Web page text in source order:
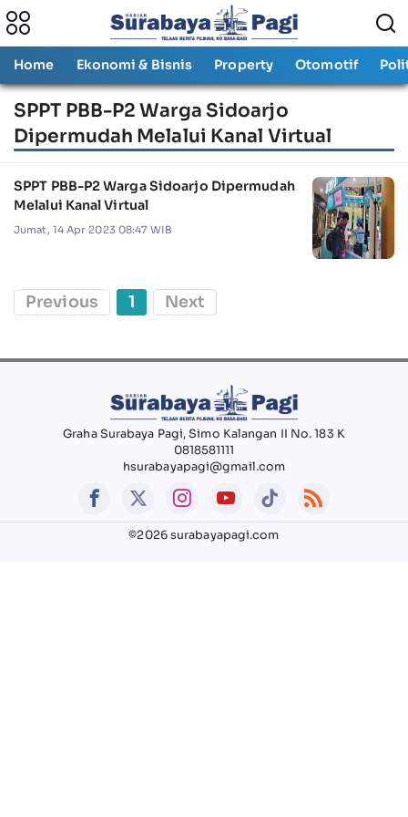
Home Ekonomi & Bisnis Property Otomotif
SPPT PBB-P2 Warga Sidoarjo
Dipermudah Melalui Kanal Virtual
SPPT PBB-P2 Warga Sidoarjo Dipermudah
Melalui Kanal Virtual
Jumat, 14 Apr 2023 08:47 WIB
Previous 1 Next
Graha Surabaya Pagi, Simo Kalangan II No. 183 K
0818581111
hsurabayapagi@gmail.com
©2026 surabayapagi.com